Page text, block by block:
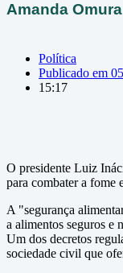
Amanda Omura
Política
Publicado em
15:17
O presidente Luiz
para combater a fome
A "segurança
a alimentos seguros e
Um dos decretos
sociedade civil que